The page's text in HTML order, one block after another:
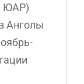
ЮАР)
Анголы